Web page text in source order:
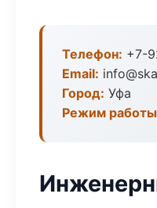
Телефон: +7-
Email:
Город: Уфа
Режим